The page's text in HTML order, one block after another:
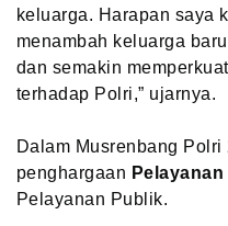
keluarga. Harapan saya
menambah keluarga
dan semakin
terhadap Polri,” ujarnya.
Dalam Musrenbang
penghargaan Pelayanan
Pelayanan Publik.